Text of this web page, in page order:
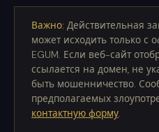
Важно: Действительная
может исходить только с
EGUM. Если веб-сайт
ссылается на домен, не
быть мошенничество.
предполагаемых
контактную форму.